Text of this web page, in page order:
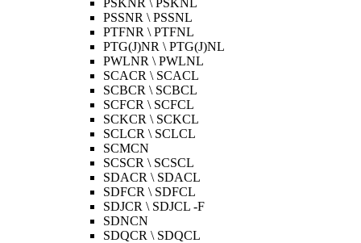
PSKNR \ PSKNL
PSSNR \ PSSNL
PTFNR \ PTFNL
PTG(J)NR \ PTG(J)NL
PWLNR \ PWLNL
SCACR \ SCACL
SCBCR \ SCBCL
SCFCR \ SCFCL
SCKCR \ SCKCL
SCLCR \ SCLCL
SCMCN
SCSCR \ SCSCL
SDACR \ SDACL
SDFCR \ SDFCL
SDJCR \ SDJCL -F
SDNCN
SDQCR \ SDQCL